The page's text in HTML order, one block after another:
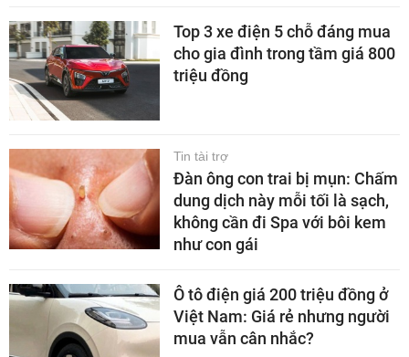
Top 3 xe điện 5 chỗ đáng mua
cho gia đình trong tầm giá 800
triệu đồng
Tin tài trợ
Đàn ông con trai bị mụn: Chấm
dung dịch này mỗi tối là sạch,
không cần đi Spa với bôi kem
như con gái
Ô tô điện giá 200 triệu đồng ở
Việt Nam: Giá rẻ nhưng người
mua vẫn cân nhắc?